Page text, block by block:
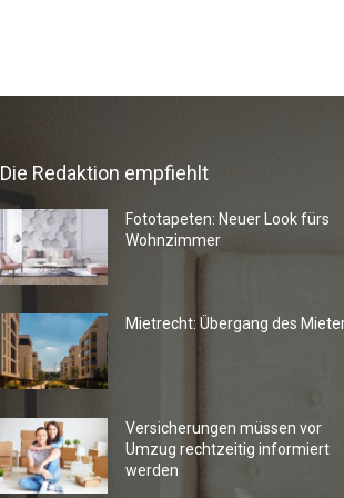
Die Redaktion empfiehlt
Fototapeten: Neuer Look fürs
Wohnzimmer
Mietrecht: Übergang des
Versicherungen müssen vor
Umzug rechtzeitig informiert
werden